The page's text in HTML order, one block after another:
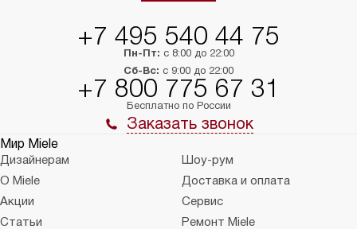
+7 495 540 44 75
Пн-Пт: с 8:00 до 22:00
Сб-Вс: с 9:00 до 22:00
+7 800 775 67 31
Бесплатно по России
Заказать звонок
Мир Miele
Дизайнерам
Шоу-рум
О Miele
Доставка и оплата
Акции
Сервис
Статьи
Ремонт Miele